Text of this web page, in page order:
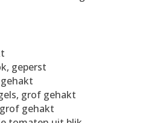
geperst
grof gehakt
gehakt